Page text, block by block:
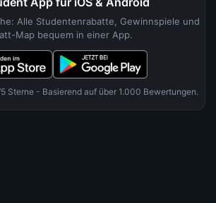
Alle Studentenrabatte, Gewinnspiele und
Map bequem in einer App.
Sterne - Basierend auf über 1.000 Bewertungen.